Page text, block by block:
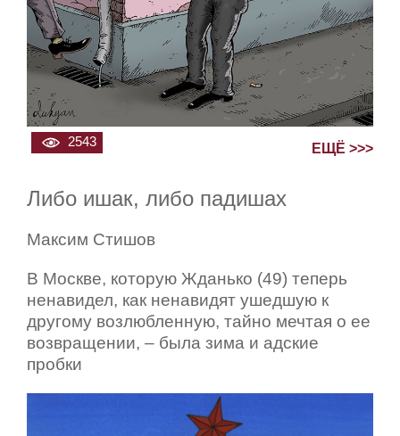
2543 ЕЩЁ >>>
Либо ишак, либо падишах
Максим Стишов
В Москве, которую Жданько (49) теперь
ненавидел, как ненавидят ушедшую к
другому возлюбленную, тайно мечтая о ее
возвращении, – была зима и адские
пробки